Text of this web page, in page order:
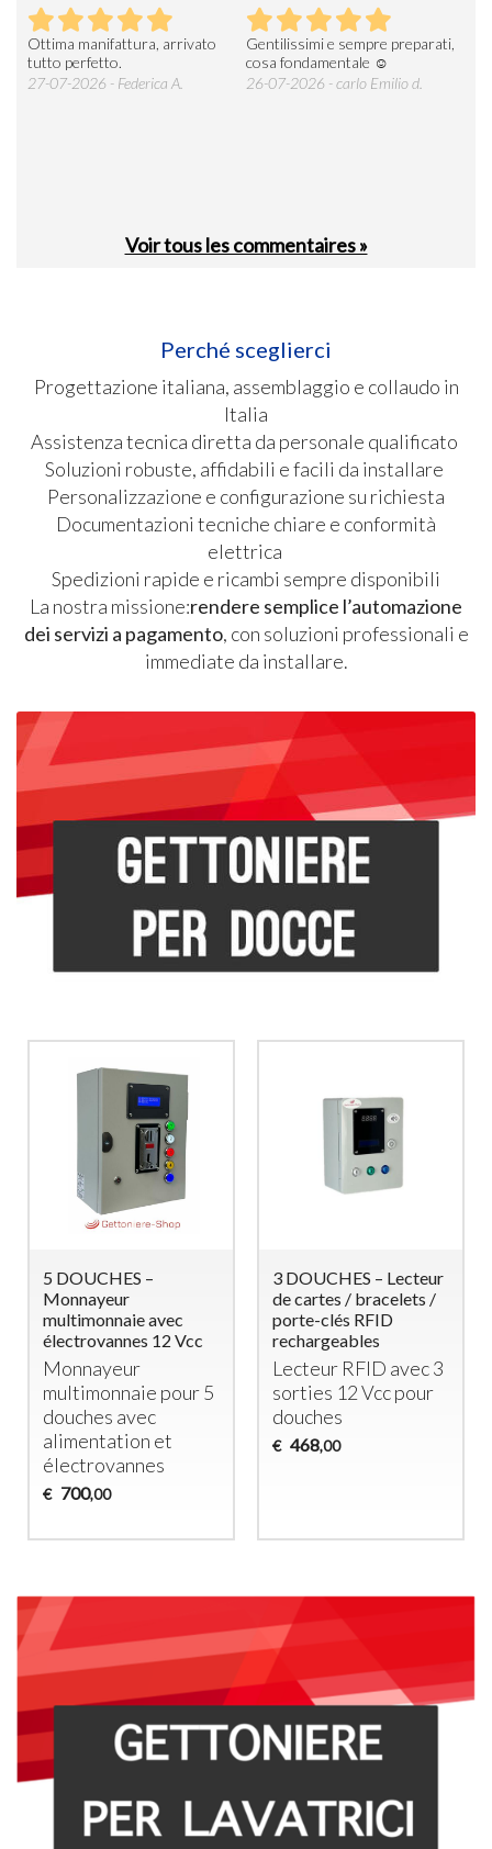
sempre preparati,
☺️
carlo Emilio d.
Tutto regolare .persone
gentilissime e consegna veloce
26-07-2026 - mac3cpservice
AZIENDA DI
DEL SETTORE
ESPERIENZA
Voir tous les commentaires »
Perché sceglierci
Progettazione italiana, assemblaggio e collaudo in
Italia
Assistenza tecnica diretta da personale qualificato
Soluzioni robuste, affidabili e facili da installare
Personalizzazione e configurazione su richiesta
Documentazioni tecniche chiare e conformità
elettrica
Spedizioni rapide e ricambi sempre disponibili
La nostra missione:rendere semplice l’automazione
dei servizi a pagamento, con soluzioni professionali e
immediate da installare.
2 DOUCHES –
Monnayeur
Multimonnaie
Temporisé avec
Électrovannes
Monnayeur
Temporisé pour 2
Douches
€ 438,00
Gettoniera per 8
Lavatrici (o 4 Lavatrici
e 4 Asciugatrici)
Gettoniera a
Monete per 8
Lavatrici o
Asciugatrici –
Controllo